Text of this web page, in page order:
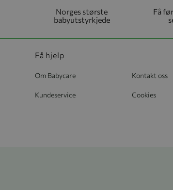
Norges største
babyutstyrkjede
Få
Få hjelp
Om Babycare Kontakt oss
Kundeservice Cookies